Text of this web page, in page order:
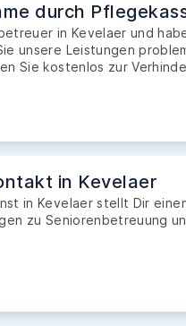
durch
in Kevelaer und
unsere Leistungen
Sie kostenlos zur
in Kevelaer
in Kevelaer stellt Dir
zu Seniorenbetreuung